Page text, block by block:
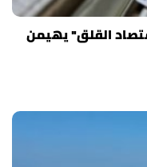
القلق" يهيمن